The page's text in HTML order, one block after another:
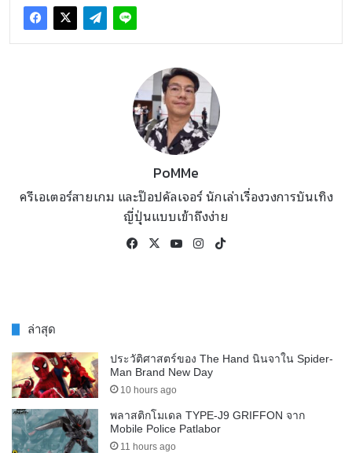
PoMMe
ครีเอเตอร์สายเกม และป๊อปคัลเจอร์ นักเล่าเรื่องวงการบันเทิง
ญี่ปุ่นแบบเข้าถึงง่าย
Facebook
X YouTubeInstagram
ล่าสุด
ประวัติศาสตร์ของ The Hand นินจาใน Spider-
Man Brand New Day
10 hours ago
พลาสติกโมเดล TYPE-J9 GRIFFON จาก
Mobile Police Patlabor
11 hours ago